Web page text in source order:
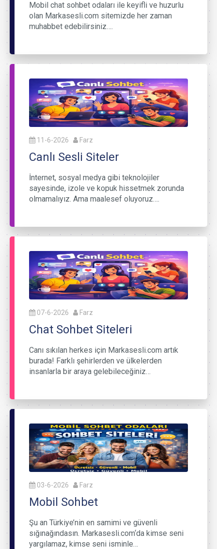
Mobil chat sohbet odaları ile keyifli ve huzurlu
olan Markasesli.com sitemizde her zaman
muhabbet edebilirsiniz….
11-6-2026 Farz
Canlı Sesli Siteler
İnternet, sosyal medya gibi teknolojiler
sayesinde, izole ve kopuk hissetmek zorunda
olmamalıyız. Ama maalesef oluyoruz….
07-6-2026 Farz
Chat Sohbet Siteleri
Canı sıkılan herkes için Markasesli.com artık
burada! Farklı şehirlerden ve ülkelerden
insanlarla bir araya gelebileceğiniz…
03-6-2026 Farz
Mobil Sohbet
Şu an Türkiye’nin en samimi ve güvenli
sığınağındasın. Markasesli.com‘da kimse seni
yargılamaz, kimse seni isminle…